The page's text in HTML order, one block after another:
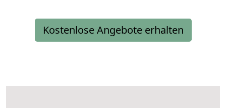
Kostenlose Angebote erhalten